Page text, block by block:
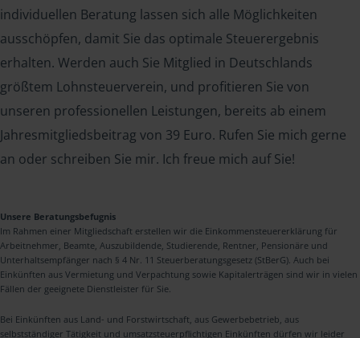
individuellen Beratung lassen sich alle Möglichkeiten
ausschöpfen, damit Sie das optimale Steuerergebnis
erhalten. Werden auch Sie Mitglied in Deutschlands
größtem Lohnsteuerverein, und profitieren Sie von
unseren professionellen Leistungen, bereits ab einem
Jahresmitgliedsbeitrag von 39 Euro. Rufen Sie mich gerne
an oder schreiben Sie mir. Ich freue mich auf Sie!
Unsere Beratungsbefugnis
Im Rahmen einer Mitgliedschaft erstellen wir die Einkommensteuererklärung für
Arbeitnehmer, Beamte, Auszubildende, Studierende, Rentner, Pensionäre und
Unterhaltsempfänger nach § 4 Nr. 11 Steuerberatungsgesetz (StBerG). Auch bei
Einkünften aus Vermietung und Verpachtung sowie Kapitalerträgen sind wir in vielen
Fällen der geeignete Dienstleister für Sie.
Bei Einkünften aus Land- und Forstwirtschaft, aus Gewerbebetrieb, aus
selbstständiger Tätigkeit und umsatzsteuerpflichtigen Einkünften dürfen wir leider